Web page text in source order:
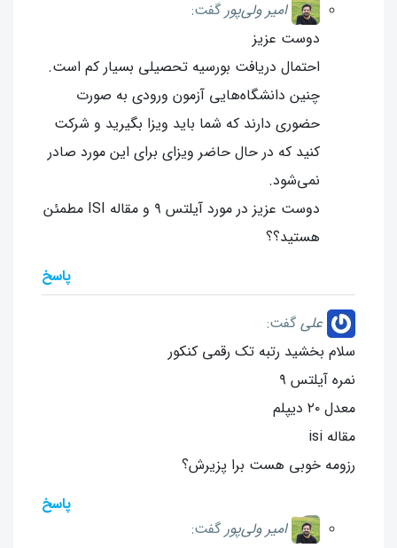
امیر ولی‌پور گفت:
دوست عزیز
احتمال دریافت بورسیه تحصیلی بسیار کم است.
چنین دانشگاه‌هایی آزمون ورودی به صورت
حضوری دارند که شما باید ویزا بگیرید و شرکت
کنید که در حال حاضر ویزای برای این مورد صادر
نمی‌شود.
دوست عزیز در مورد آیلتس ۹ و مقاله ISI مطمئن
هستید؟؟
پاسخ
علی گفت:
سلام بخشید رتبه تک رقمی کنکور
نمره آیلتس ۹
معدل ۲۰ دیپلم
مقاله isi
رزومه خوبی هست برا پزیرش؟
پاسخ
امیر ولی‌پور گفت: